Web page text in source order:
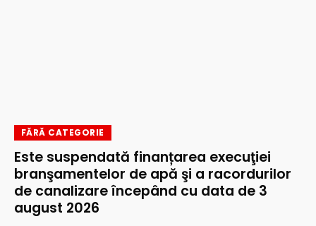
FĂRĂ CATEGORIE
Este suspendată finanțarea execuţiei
branşamentelor de apă şi a racordurilor
de canalizare începând cu data de 3
august 2026